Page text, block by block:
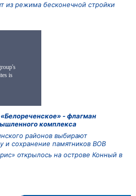
из режима бесконечной стройки
- флагман
комплекса
районов выбирают
и сохранение памятников ВОВ
открылось на острове Конный в